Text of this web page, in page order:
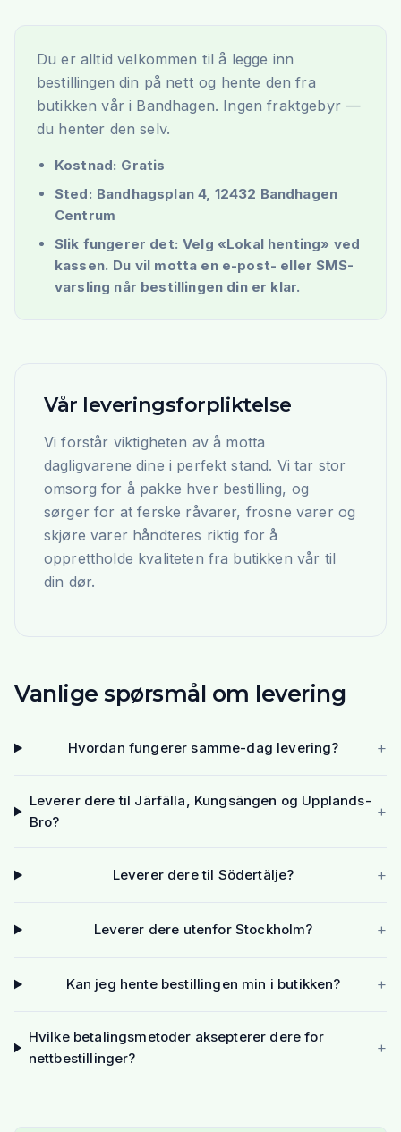
Du er alltid velkommen til å legge inn
bestillingen din på nett og hente den fra
butikken vår i Bandhagen. Ingen fraktgebyr —
du henter den selv.
Kostnad: Gratis
Sted: Bandhagsplan 4, 12432 Bandhagen
Centrum
Slik fungerer det: Velg «Lokal henting» ved
kassen. Du vil motta en e-post- eller SMS-
varsling når bestillingen din er klar.
Vår leveringsforpliktelse
Vi forstår viktigheten av å motta
dagligvarene dine i perfekt stand. Vi tar stor
omsorg for å pakke hver bestilling, og
sørger for at ferske råvarer, frosne varer og
skjøre varer håndteres riktig for å
opprettholde kvaliteten fra butikken vår til
din dør.
Vanlige spørsmål om levering
Hvordan fungerer samme-dag levering? +
Leverer dere til Järfälla, Kungsängen og Upplands-
Bro?
+
Leverer dere til Södertälje? +
Leverer dere utenfor Stockholm? +
Kan jeg hente bestillingen min i butikken? +
Hvilke betalingsmetoder aksepterer dere for
nettbestillinger?
+